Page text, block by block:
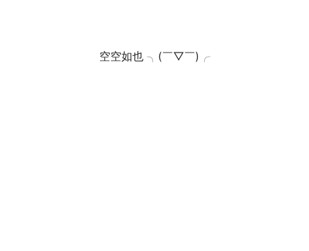
空空如也 ╮(￣▽￣)╭